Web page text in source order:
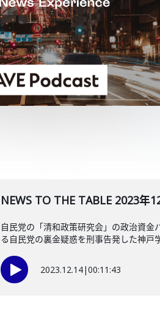
NEWS TO THE TABLE 2023年
自民党の「清和政策研究会」の政治資
る自民党の裏金疑惑を刑事告発した神戸
2023.12.14|00:11:43